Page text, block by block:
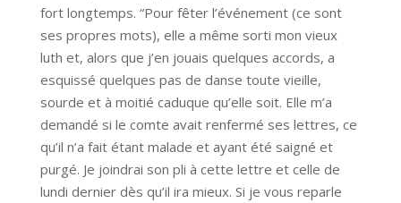
fort longtemps. “Pour fêter l’événement (ce sont
ses propres mots), elle a même sorti mon vieux
luth et, alors que j’en jouais quelques accords, a
esquissé quelques pas de danse toute vieille,
sourde et à moitié caduque qu’elle soit. Elle m’a
demandé si le comte avait renfermé ses lettres, ce
qu’il n’a fait étant malade et ayant été saigné et
purgé. Je joindrai son pli à cette lettre et celle de
lundi dernier dès qu’il ira mieux. Si je vous reparle